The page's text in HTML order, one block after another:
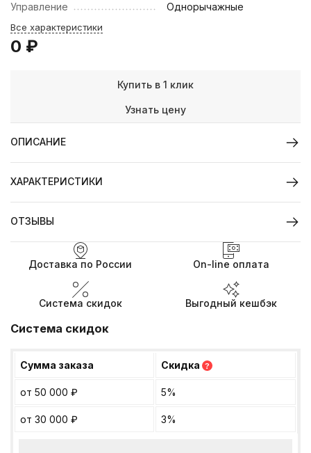
Управление
Однорычажные
Все характеристики
0 ₽
Купить в 1 клик
Узнать цену
ОПИСАНИЕ
ХАРАКТЕРИСТИКИ
ОТЗЫВЫ
Доставка по России On-line оплата
Система скидок Выгодный кешбэк
Система скидок
Сумма заказа Скидка ?
от 50 000 ₽ 5%
от 30 000 ₽ 3%